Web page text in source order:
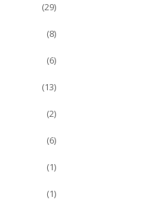
(29)
(8)
(6)
(13)
(2)
(6)
(1)
(1)